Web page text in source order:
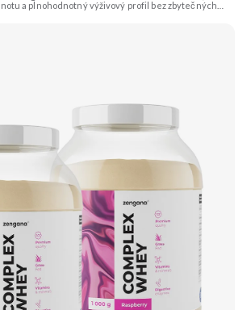
a plnohodnotný výživový profil bez zbytečných